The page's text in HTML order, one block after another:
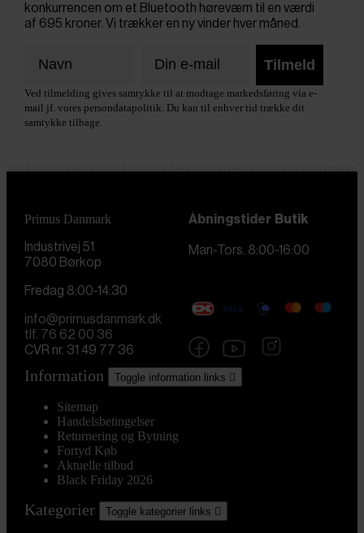
konkurrencen om et Bluetooth høreværn til en værdi
af 695 kroner. Vi trækker en ny vinder hver måned.
Tilmeld
Ved tilmelding gives samtykke til at modtage markedsføring via e-
mail jf. vores persondatapolitik. Du kan til enhver tid trække dit
samtykke tilbage.
Primus Danmark
Industrivej 51
7080 Børkop
Åbningstider Butik
Man-Tors. 8:00-16:00
Fredag 8:00-14:30
info@primusdanmark.dk
tlf. 76 62 00 36
CVR nr. 31 49 77 36
Information Toggle information links 
Sitemap
Handelsbetingelser
Returnering og Bytning
Fortyd Køb
Aktuelle tilbud
Black Friday 2026
Kategorier Toggle kategorier links 